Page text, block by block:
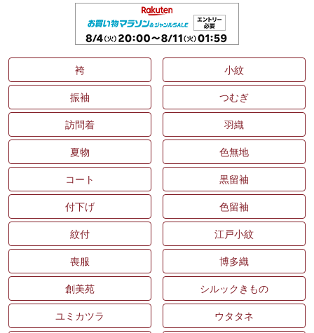
袴 小紋
振袖 つむぎ
訪問着 羽織
夏物 色無地
コート 黒留袖
付下げ 色留袖
紋付 江戸小紋
喪服 博多織
創美苑 シルックきもの
ユミカツラ ウタタネ